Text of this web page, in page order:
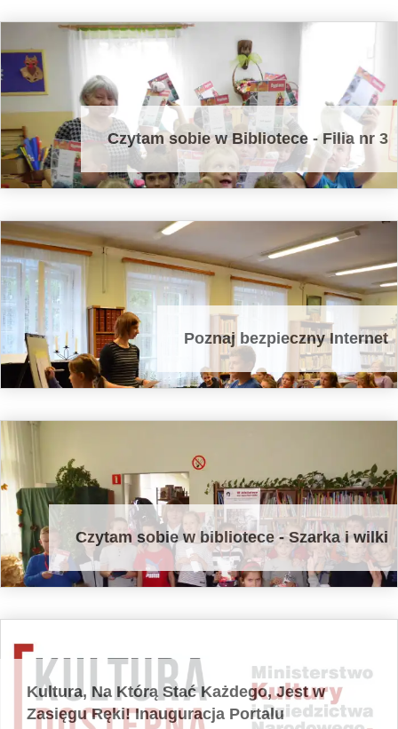
Czytam sobie w Bibliotece - Filia nr 3
Poznaj bezpieczny Internet
Czytam sobie w bibliotece - Szarka i wilki
Kultura, Na Którą Stać Każdego, Jest w
Zasięgu Ręki! Inauguracja Portalu